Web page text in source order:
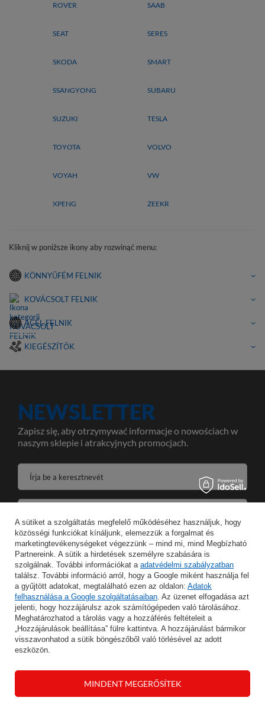
ROVER SAAB
SEAT SERES
SKODA SMART
SSANGYONG SUBARU
SUZUKI TESLA
TOYOTA VOLVO
VOYAH VW
XPENG ZEEKR
Kliknij w poniższe ikony aby rozwinąć menu:
KÖNNYŰFÉM FELNIK
KOVÁCSOLT FELNIK
ACÉL FELNIK
KIEGÉSZÍTŐK
NEWSLETTER
Zapisz się, aby otrzymywać informacje o nowościach w
naszym sklepie i atrakcyjnych promocjach.
Írja be a keresztnevét
Wyrażam zgodę na przetwarzanie moich danych osobowych w celeach oraz zakresie realizacji usług Newsletter w
MENTÉS
INFORMÁCIÓ
SEGÍTSÉG
A sütiket a szolgáltatás megfelelő működéséhez használjuk, hogy
közösségi funkciókat kínáljunk, elemezzük a forgalmat és
marketingtevékenységeket végezzünk – mind mi, mind Megbízható
Partnereink. A sütik a hirdetések személyre szabására is
szolgálnak. További információkat a adatvédelmi szabályzatban
találsz. További információ arról, hogy a Google miként használja fel
a gyűjtött adatokat, megtalálható ezen az oldalon: Adatok
felhasználása a Google szolgáltatásaiban. Az üzenet elfogadása azt
jelenti, hogy hozzájárulsz azok számítógépeden való tárolásához.
Meghatározhatod a tárolás vagy a hozzáférés feltételeit a
„Hozzájárulások beállítása” fülre kattintva. A hozzájárulást bármikor
visszavonhatod a sütik böngészőből való törlésével az adott
eszközön.
MINDENT MEGERŐSÍTEK